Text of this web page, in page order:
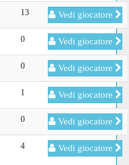
13 Vedi giocatore
0 Vedi giocatore
0 Vedi giocatore
1 Vedi giocatore
0 Vedi giocatore
4 Vedi giocatore